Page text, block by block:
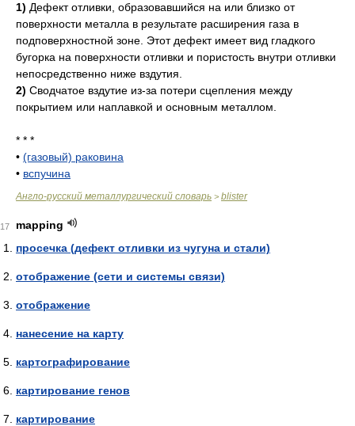
1) Дефект отливки, образовавшийся на или близко от
поверхности металла в результате расширения газа в
подповерхностной зоне. Этот дефект имеет вид гладкого
бугорка на поверхности отливки и пористость внутри отливки
непосредственно ниже вздутия.
2) Сводчатое вздутие из-за потери сцепления между
покрытием или наплавкой и основным металлом.
* * *
• (газовый) раковина
• вспучина
Англо-русский металлургический словарь > blister
17
mapping
просечка (дефект отливки из чугуна и стали)
отображение (сети и системы связи)
отображение
нанесение на карту
картографирование
картирование генов
картирование